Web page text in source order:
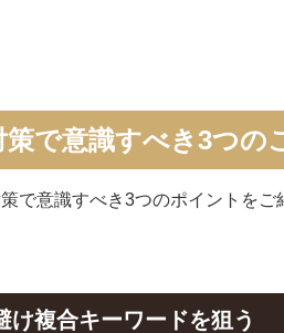
で意識すべき3つの
で意識すべき3つのポイントをご
複合キーワードを狙う